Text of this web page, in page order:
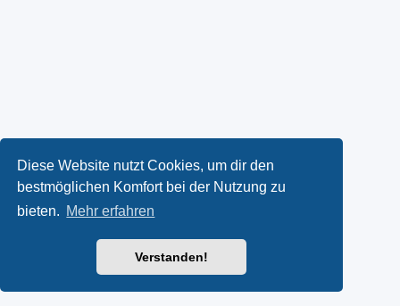
Diese Website nutzt Cookies, um dir den
bestmöglichen Komfort bei der Nutzung zu
bieten. Mehr erfahren
Verstanden!